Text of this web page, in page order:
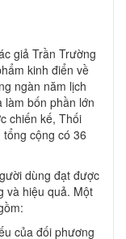
giả Trần Trường
kinh điển về
ngàn năm lịch
làm bốn phần lớn
chiến kế, Thối
cộng có 36
dùng đạt được
và hiệu quả. Một
của đối phương